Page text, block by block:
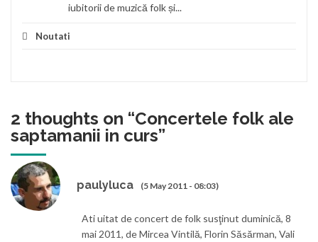
iubitorii de muzică folk și...
Noutati
2 thoughts on “Concertele folk ale
saptamanii in curs”
paulyluca (5 May 2011 - 08:03)
Ati uitat de concert de folk susţinut duminică, 8
mai 2011, de Mircea Vintilă, Florin Săsărman, Vali